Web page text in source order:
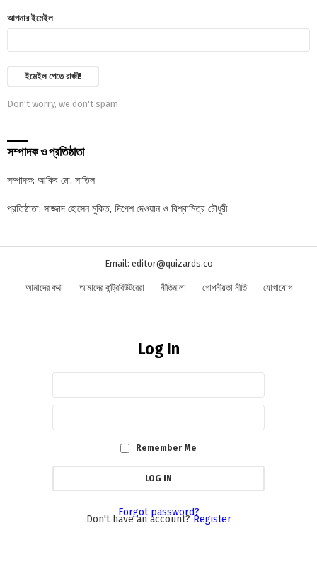
আপনার ইমেইল
Don't worry, we don't spam
সম্পাদক ও প্রতিষ্ঠাতা
সম্পাদক: আকিব মো. সাতিল
প্রতিষ্ঠাতা: সাজ্জাদ হোসেন মুকিত, দিপেশ দেওয়ান ও বিশ্বামিত্র চৌধুরী
Email: editor@quizards.co
আমাদের কথা আমাদের কন্ট্রিবিউটরেরা নীতিমালা গোপনীয়তা নীতি যোগাযোগ
Log In
Email
Remember Me
Forgot password?
Don't have an account?Register